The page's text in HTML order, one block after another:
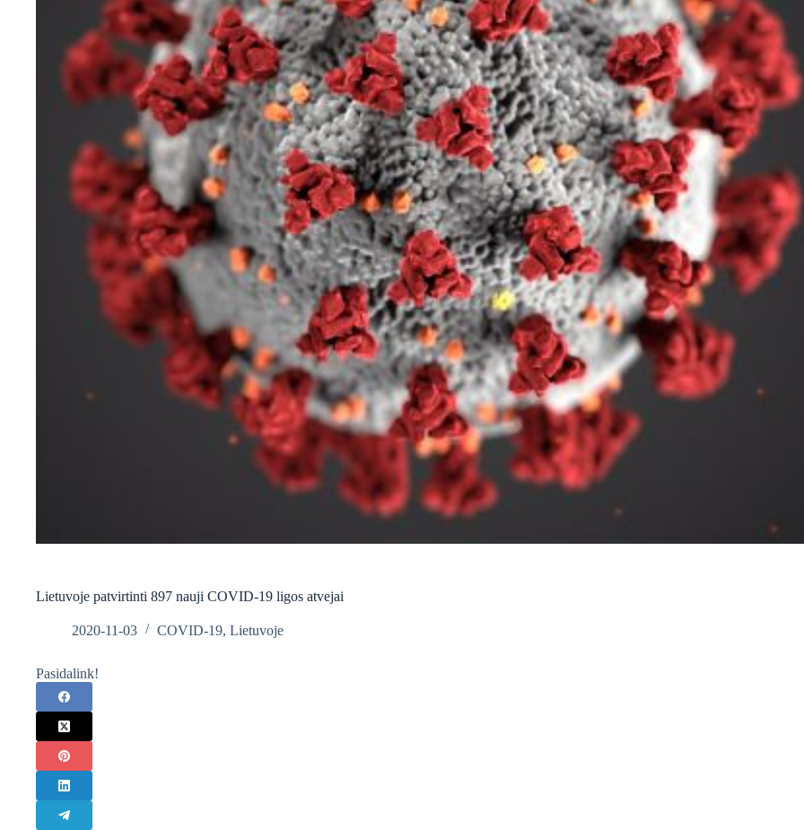
Lietuvoje patvirtinti 897 nauji COVID-19 ligos atvejai
2020-11-03 COVID-19, Lietuvoje
Pasidalink!